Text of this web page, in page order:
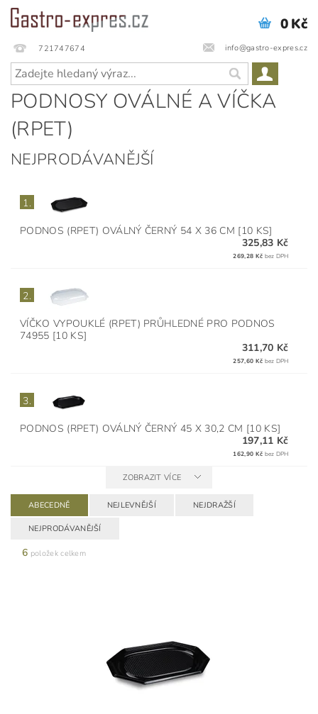
721747674 info@gastro-expres.cz
0 Kč
PODNOSY OVÁLNÉ A VÍČKA
(RPET)
NEJPRODÁVANĚJŠÍ
1.
PODNOS (RPET) OVÁLNÝ ČERNÝ 54 X 36 CM [10 KS]
325,83 Kč
269,28 Kč bez DPH
2.
VÍČKO VYPOUKLÉ (RPET) PRŮHLEDNÉ PRO PODNOS
74955 [10 KS]
311,70 Kč
257,60 Kč bez DPH
3.
PODNOS (RPET) OVÁLNÝ ČERNÝ 45 X 30,2 CM [10 KS]
197,11 Kč
162,90 Kč bez DPH
ZOBRAZIT VÍCE
ABECEDNĚ NEJLEVNĚJŠÍ NEJDRAŽŠÍ
NEJPRODÁVANĚJŠÍ
6 položek celkem